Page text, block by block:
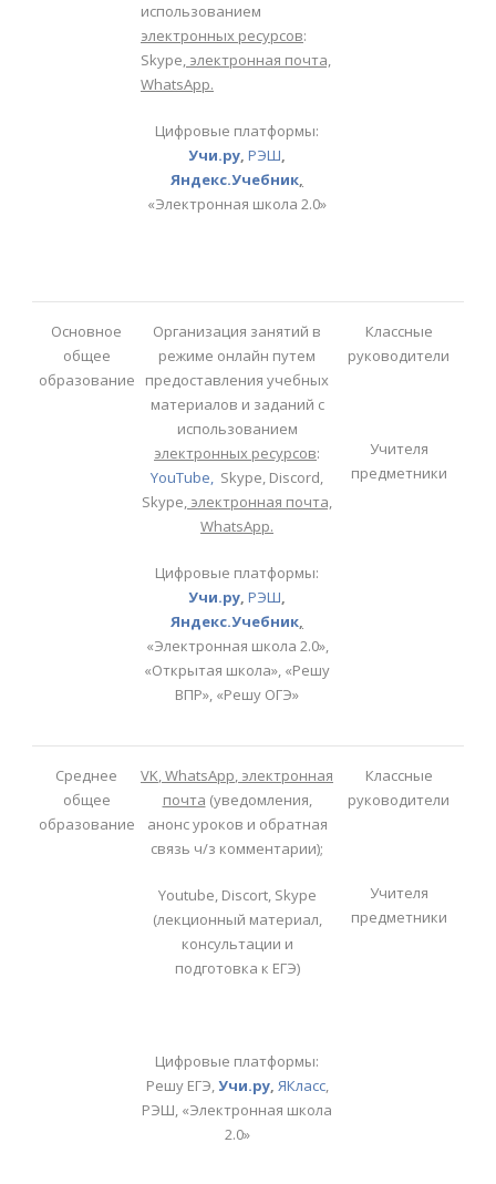
использованием
электронных ресурсов:
Skype, электронная почта,
WhatsApp.
Цифровые платформы:
Учи.ру, РЭШ,
Яндекс.Учебник,
«Электронная школа 2.0»
Основное
общее
образование
Организация занятий в
режиме онлайн путем
предоставления учебных
материалов и заданий с
использованием
электронных ресурсов:
YouTube, Skype, Discord,
Skype, электронная почта,
WhatsApp.
Цифровые платформы:
Учи.ру, РЭШ,
Яндекс.Учебник,
«Электронная школа 2.0»,
«Открытая школа», «Решу
ВПР», «Решу ОГЭ»
Классные
руководители
Учителя
предметники
Среднее
общее
образование
VK,WhatsApp, электронная
почта (уведомления,
анонс уроков и обратная
связь ч/з комментарии);
Youtube, Discort, Skype
(лекционный материал,
консультации и
подготовка к ЕГЭ)
Цифровые платформы:
Решу ЕГЭ,Учи.ру, ЯКласс,
РЭШ, «Электронная школа
2.0»
Классные
руководители
Учителя
предметники